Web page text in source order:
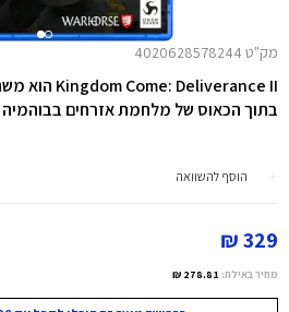
מק"ט 4020628578244
בתוך הכאוס של מלחמת אזרחים בבוהמיה
הוסף להשוואה
329 ₪
מחיר באילת: 278.81 ₪